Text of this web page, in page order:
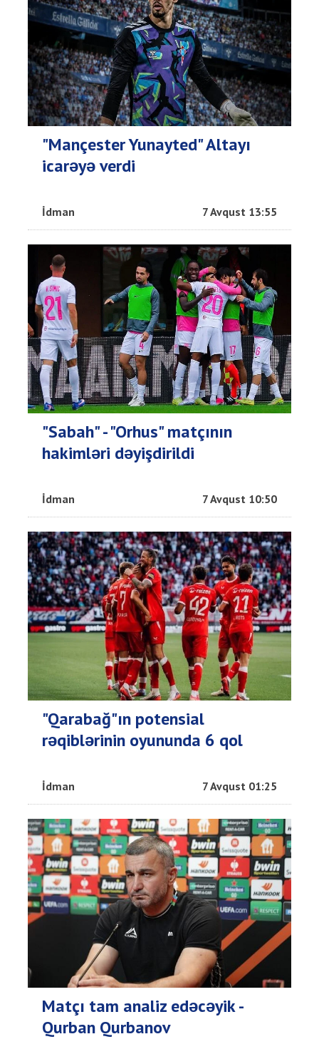
"Mançester Yunayted" Altayı
icarəyə verdi
İdman 7 Avqust 13:55
"Sabah" - "Orhus" matçının
hakimləri dəyişdirildi
İdman 7 Avqust 10:50
"Qarabağ"ın potensial
rəqiblərinin oyununda 6 qol
İdman 7 Avqust 01:25
Matçı tam analiz edəcəyik -
Qurban Qurbanov